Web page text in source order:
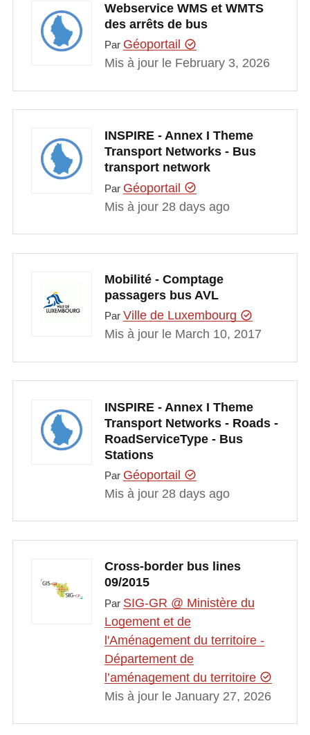
Webservice WMS et WMTS
des arrêts de bus
Par Géoportail
Mis à jour le February 3, 2026
INSPIRE - Annex I Theme
Transport Networks - Bus
transport network
Par Géoportail
Mis à jour 28 days ago
Mobilité - Comptage
passagers bus AVL
Par Ville de Luxembourg
Mis à jour le March 10, 2017
INSPIRE - Annex I Theme
Transport Networks - Roads -
RoadServiceType - Bus
Stations
Par Géoportail
Mis à jour 28 days ago
Cross-border bus lines
09/2015
Par SIG-GR @ Ministère du
Logement et de
l'Aménagement du territoire -
Département de
l’aménagement du territoire
Mis à jour le January 27, 2026